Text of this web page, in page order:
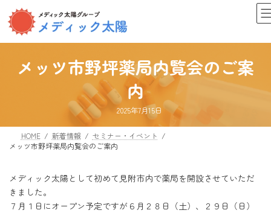
ン
ー
メッツ市野坪薬局内覧会のご案
内
最
終
更
日
時
:
2025年7月15日
HOME 新着情報
セミナー・イベント
メッツ市野坪薬局内覧会のご案内
メディック太陽として初めて見附市内で薬局を開設させていただ
きました。
７月１日にオープン予定ですが６月２８日（土）、２９日（日）